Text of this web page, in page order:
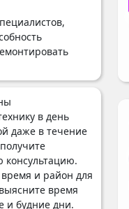
в день
даже в течение
консультацию.
и район для
время
и будние дни.